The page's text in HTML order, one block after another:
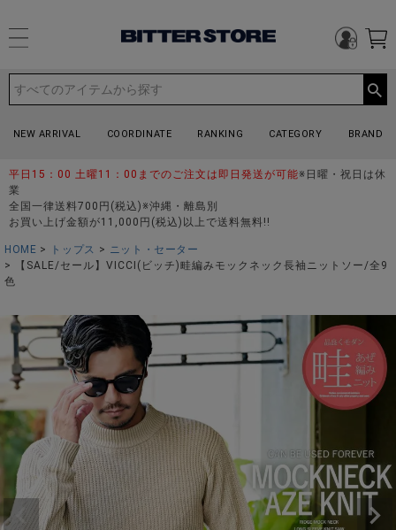
NEW ARRIVAL COORDINATE RANKING CATEGORY BRAND
平日15：00 土曜11：00までのご注文は即日発送が可能※日曜・祝日は休
業
全国一律送料700円(税込)※沖縄・離島別
お買い上げ金額が11,000円(税込)以上で送料無料!!
HOME トップス
ニット・セーター
【SALE/セール】VICCI(ビッチ)畦編みモックネック長袖ニットソー/全9
色